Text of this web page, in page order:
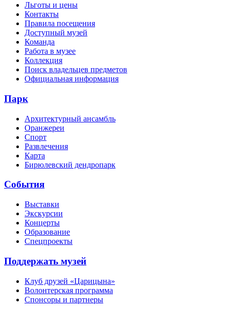
Льготы и цены
Контакты
Правила посещения
Доступный музей
Команда
Работа в музее
Коллекция
Поиск владельцев предметов
Официальная информация
Парк
Архитектурный ансамбль
Оранжереи
Спорт
Развлечения
Карта
Бирюлевский дендропарк
События
Выставки
Экскурсии
Концерты
Образование
Спецпроекты
Поддержать музей
Клуб друзей «Царицына»
Волонтерская программа
Спонсоры и партнеры